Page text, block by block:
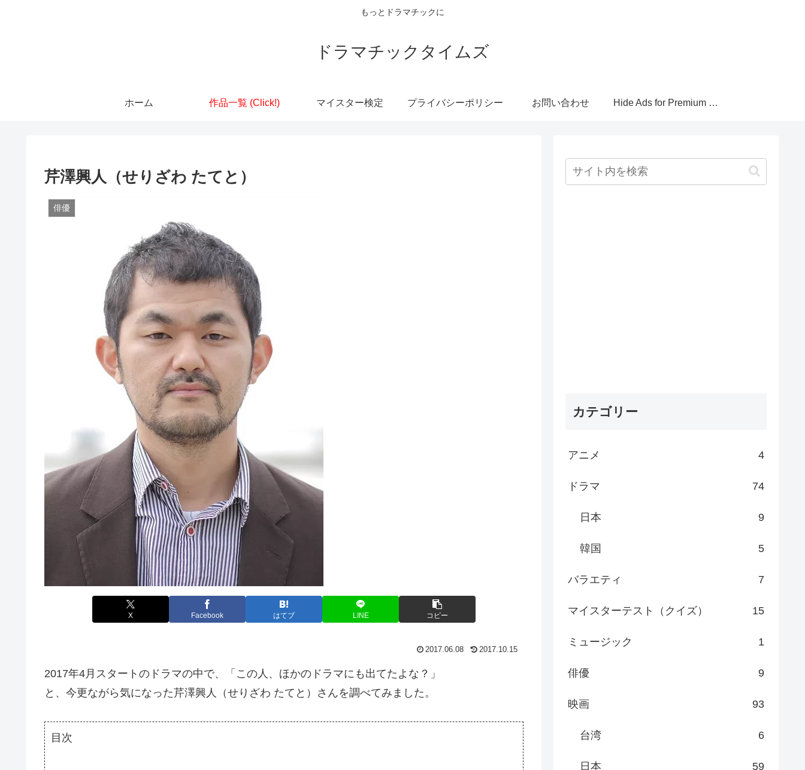
もっとドラマチックに
ドラマチックタイムズ
ホーム 作品一覧 (Click!) マイスター検定 プライバシーポリシー お問い合わせ Hide Ads for Premium Members
芹澤興人（せりざわ たてと）
俳優
X Facebook はてブ LINE コピー
2017.06.08 2017.10.15
2017年4月スタートのドラマの中で、「この人、ほかのドラマにも出てたよな？」
と、今更ながら気になった芹澤興人（せりざわ たてと）さんを調べてみました。
目次
カテゴリー
アニメ 4
ドラマ 74
日本 9
韓国 5
バラエティ 7
マイスターテスト（クイズ） 15
ミュージック 1
俳優 9
映画 93
台湾 6
日本 59